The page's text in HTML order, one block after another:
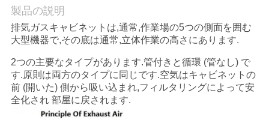
管
理
連
絡
製品の説明
排気ガスキャビネットは,通常,作業場の5つの側面を囲む
大型機器で,その底は通常,立体作業の高さにあります.
2つの主要なタイプがあります.管付きと循環 (管なし) で
す.原則は両方のタイプに同じです.空気はキャビネットの
前 (開いた) 側から吸い込まれ,フィルタリングによって安
全化され 部屋に戻されます.